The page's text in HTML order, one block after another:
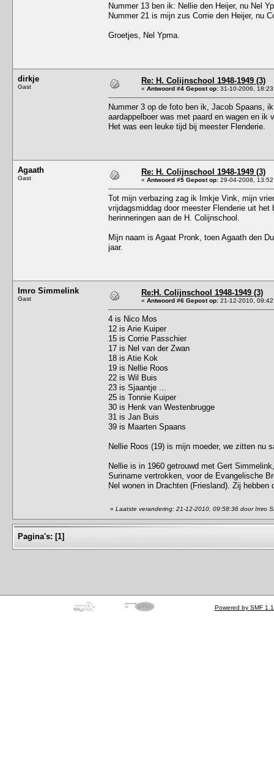
Nummer 13 ben ik: Nellie den Heijer, nu Nel
Nummer 21 is mijn zus Corrie den Heijer, nu
Groetjes, Nel Ypma.
dirkje
Gast
Re: H. Colijnschool 1948-1949 (3)
« Antwoord #4 Gepost op: 31-10-2006,
Nummer 3 op de foto ben ik, Jacob Spaans,
aardappelboer was met paard en wagen en
Het was een leuke tijd bij meester Flenderie.
Agaath
Gast
Re: H. Colijnschool 1948-1949 (3)
« Antwoord #5 Gepost op: 29-04-2008,
Tot mijn verbazing zag ik Imkje Vink, mijn
vrijdagsmiddag door meester Flenderie uit
herinneringen aan de H. Colijnschool.
Mijn naam is Agaat Pronk, toen Agaath den
jaar.
Imro Simmelink
Gast
Re:H. Colijnschool 1948-1949 (3)
« Antwoord #6 Gepost op: 21-12-2010,
4 is Nico Mos
12 is Arie Kuiper
15 is Corrie Passchier
17 is Nel van der Zwan
18 is Atie Kok
19 is Nellie Roos
22 is Wil Buis
23 is Sjaantje ...
25 is Tonnie Kuiper
30 is Henk van Westenbrugge
31 is Jan Buis
39 is Maarten Spaans
Nellie Roos (19) is mijn moeder, we zitten nu
Nellie is in 1960 getrouwd met Gert
Suriname vertrokken, voor de Evangelische
Nel wonen in Drachten (Friesland). Zij
« Laatste verandering: 21-12-2010, 09:58:36 door Imro
Pagina's: [1]
Powered by SMF